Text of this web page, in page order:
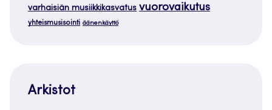
varhaisiän musiikkikasvatus vuorovaikutus
yhteismusisointi äänenkäyttö
Arkistot